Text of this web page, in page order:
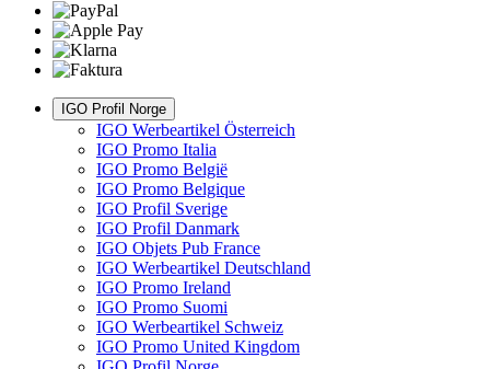
IGO Profil Norge
IGO Werbeartikel Österreich
IGO Promo Italia
IGO Promo België
IGO Promo Belgique
IGO Profil Sverige
IGO Profil Danmark
IGO Objets Pub France
IGO Werbeartikel Deutschland
IGO Promo Ireland
IGO Promo Suomi
IGO Werbeartikel Schweiz
IGO Promo United Kingdom